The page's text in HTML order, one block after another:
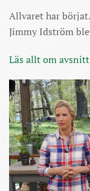
Allvaret har
Jimmy Idström
Läs allt om